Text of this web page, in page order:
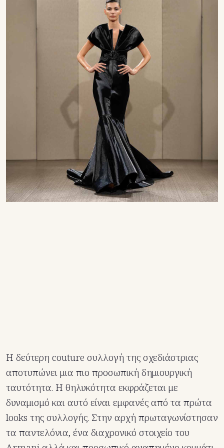
Η δεύτερη couture συλλογή της σχεδιάστριας
αποτυπώνει μια πιο προσωπική δημιουργική
ταυτότητα. Η θηλυκότητα εκφράζεται με
δυναμισμό και αυτό είναι εμφανές από τα πρώτα
looks της συλλογής. Στην αρχή πρωταγωνίστησαν
τα παντελόνια, ένα διαχρονικό στοιχείο του